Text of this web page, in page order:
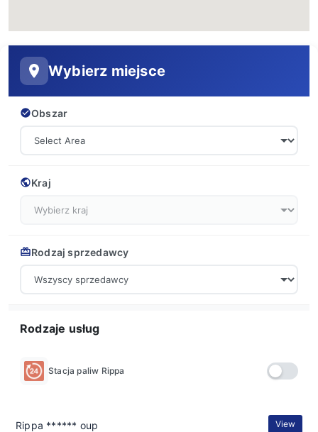
Wybierz miejsce
Obszar
Kraj
Rodzaj sprzedawcy
Rodzaje usług
Stacja paliw Rippa
Rippa ****** oup View